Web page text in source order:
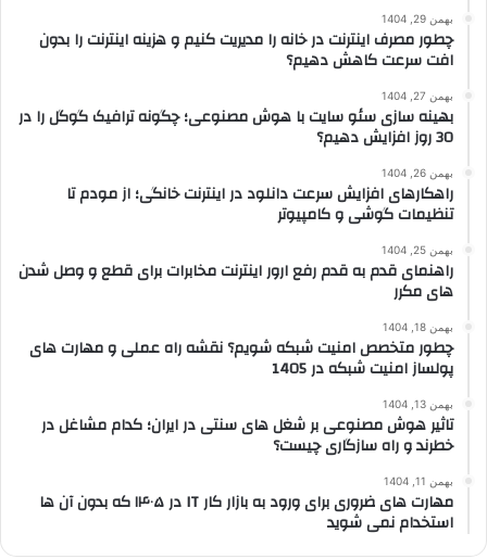
بهمن 29, 1404
چطور مصرف اینترنت در خانه را مدیریت کنیم و هزینه اینترنت را بدون
افت سرعت کاهش دهیم؟
بهمن 27, 1404
بهینه سازی سئو سایت با هوش مصنوعی؛ چگونه ترافیک گوگل را در
30 روز افزایش دهیم؟
بهمن 26, 1404
راهکارهای افزایش سرعت دانلود در اینترنت خانگی؛ از مودم تا
تنظیمات گوشی و کامپیوتر
بهمن 25, 1404
راهنمای قدم به قدم رفع ارور اینترنت مخابرات برای قطع و وصل شدن
های مکرر
بهمن 18, 1404
چطور متخصص امنیت شبکه شویم؟ نقشه راه عملی و مهارت های
پولساز امنیت شبکه در 1405
بهمن 13, 1404
تاثیر هوش مصنوعی بر شغل های سنتی در ایران؛ کدام مشاغل در
خطرند و راه سازگاری چیست؟
بهمن 11, 1404
مهارت های ضروری برای ورود به بازار کار IT در ۱۴۰۵ که بدون آن ها
استخدام نمی شوید